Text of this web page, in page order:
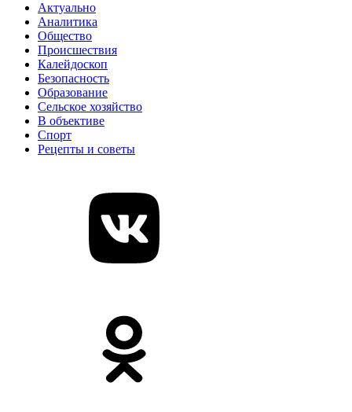
Актуально
Аналитика
Общество
Происшествия
Калейдоскоп
Безопасность
Образование
Сельское хозяйство
В объективе
Спорт
Рецепты и советы